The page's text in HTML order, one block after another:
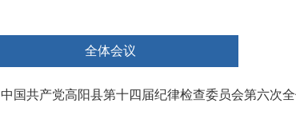
全体会议
中国共产党高阳县第十四届纪律检查委员会第六次